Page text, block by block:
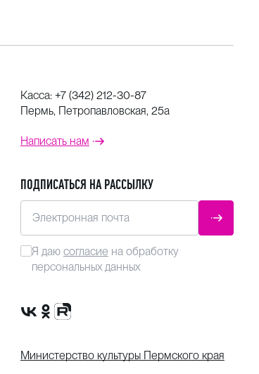
Касса: +7 (342) 212-30-87
Пермь, Петропавловская, 25а
Написать нам
ПОДПИСАТЬСЯ НА РАССЫЛКУ
Электронная почта
Я даю согласие на обработку
персональных данных
Сообщество VK
Группа в одноклассниках
Канал Rutube
Министерство культуры Пермского края